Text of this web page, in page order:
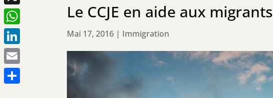
Le CCJE en aide aux migrants
Mai 17, 2016 | Immigration
X
WhatsApp
LinkedIn
Email